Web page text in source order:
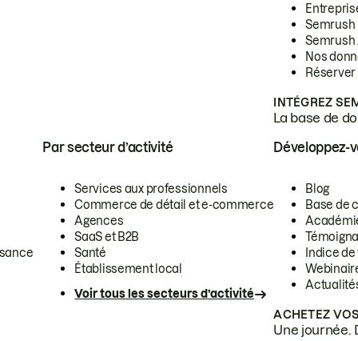
Semrush
Semrush
Nos
INTÉGREZ
La base de
Par secteur d’activité
Services aux professionnels
Commerce de détail et e-commerce
Agences
SaaS et B2B
Santé
Établissement local
Voir tous les secteurs d’activité
Développez-
Blog
Base de
Indice
ACHETEZ
Une journée.